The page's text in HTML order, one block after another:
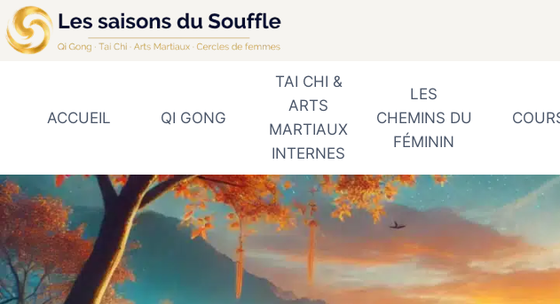
Aller
au
contenu
ACCUEIL QI GONG
TAI CHI &
ARTS
MARTIAUX
INTERNES
LES
CHEMINS DU
FÉMININ